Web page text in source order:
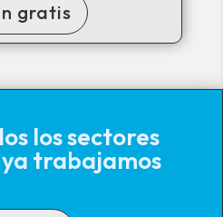
gratis
los sectores
ya trabajamos